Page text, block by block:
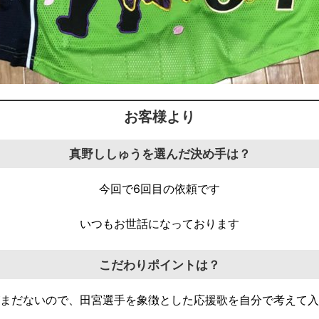
お客様より
真野ししゅうを選んだ決め手は？
今回で6回目の依頼です
いつもお世話になっております
こだわりポイントは？
だないので、田宮選手を象徴とした応援歌を自分で考えて